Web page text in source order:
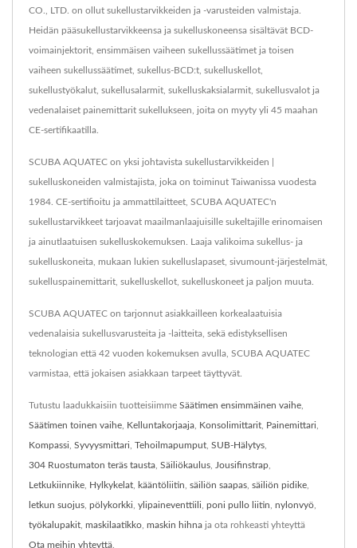
CO., LTD. on ollut sukellustarvikkeiden ja -varusteiden valmistaja.
Heidän pääsukellustarvikkeensa ja sukelluskoneensa sisältävät BCD-
voimainjektorit, ensimmäisen vaiheen sukellussäätimet ja toisen
vaiheen sukellussäätimet, sukellus-BCD:t, sukelluskellot,
sukellustyökalut, sukellusalarmit, sukelluskaksialarmit, sukellusvalot ja
vedenalaiset painemittarit sukellukseen, joita on myyty yli 45 maahan
CE-sertifikaatilla.
SCUBA AQUATEC on yksi johtavista sukellustarvikkeiden |
sukelluskoneiden valmistajista, joka on toiminut Taiwanissa vuodesta
1984. CE-sertifioitu ja ammattilaitteet, SCUBA AQUATEC'n
sukellustarvikkeet tarjoavat maailmanlaajuisille sukeltajille erinomaisen
ja ainutlaatuisen sukelluskokemuksen. Laaja valikoima sukellus- ja
sukelluskoneita, mukaan lukien sukelluslapaset, sivumount-järjestelmät,
sukelluspainemittarit, sukelluskellot, sukelluskoneet ja paljon muuta.
SCUBA AQUATEC on tarjonnut asiakkailleen korkealaatuisia
vedenalaisia sukellusvarusteita ja -laitteita, sekä edistyksellisen
teknologian että 42 vuoden kokemuksen avulla, SCUBA AQUATEC
varmistaa, että jokaisen asiakkaan tarpeet täyttyvät.
Tutustu laadukkaisiin tuotteisiimme Säätimen ensimmäinen vaihe
Säätimen toinen vaihe Kelluntakorjaaja Konsolimittarit Painemittari
Kompassi Syvyysmittari Tehoilmapumput SUB-Hälytys
304 Ruostumaton teräs tausta Säiliökaulus Jousifinstrap
Letkukiinnike Hylkykelat kääntöliitin säiliön saapas säiliön pidike
letkun suojus pölykorkki ylipaineventtiili poni pullo liitin nylonvyö
työkalupakit maskilaatikko maskin hihna ja ota rohkeasti yhteyttä
Ota meihin yhteyttä